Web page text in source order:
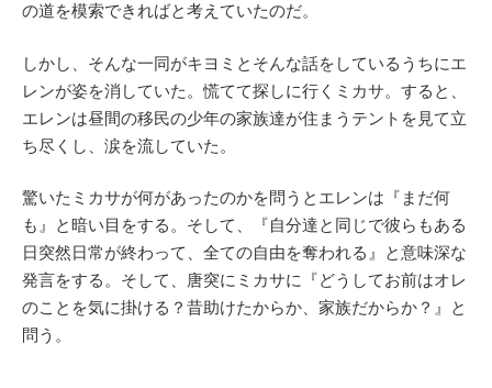
の道を模索できればと考えていたのだ。
しかし、そんな一同がキヨミとそんな話をしているうちにエ
レンが姿を消していた。慌てて探しに行くミカサ。すると、
エレンは昼間の移民の少年の家族達が住まうテントを見て立
ち尽くし、涙を流していた。
驚いたミカサが何があったのかを問うとエレンは『まだ何
も』と暗い目をする。そして、『自分達と同じで彼らもある
日突然日常が終わって、全ての自由を奪われる』と意味深な
発言をする。そして、唐突にミカサに『どうしてお前はオレ
のことを気に掛ける？昔助けたからか、家族だからか？』と
問う。